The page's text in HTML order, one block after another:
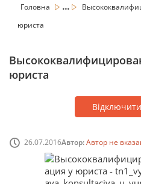
Головна ...
юриста
юриста
26.07.2016Автор:Автор не